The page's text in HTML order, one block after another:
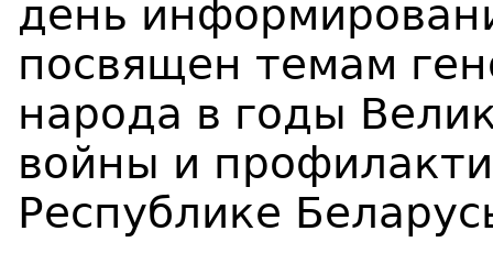
день
посвящен темам
народа в годы
войны и
Республике